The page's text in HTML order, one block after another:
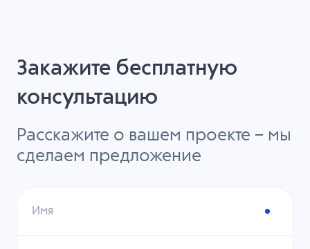
Закажите бесплатную
консультацию
Расскажите о вашем проекте – мы
сделаем предложение
Имя